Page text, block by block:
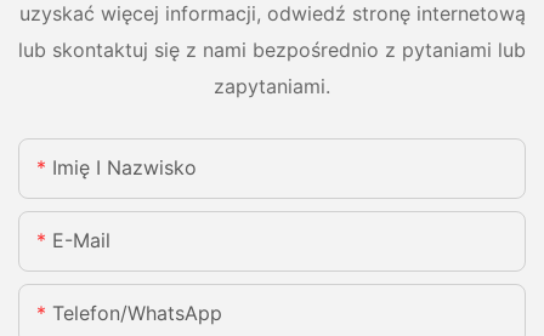
uzyskać więcej informacji, odwiedź stronę internetową
lub skontaktuj się z nami bezpośrednio z pytaniami lub
zapytaniami.
Imię I Nazwisko
E-Mail
Telefon/WhatsApp